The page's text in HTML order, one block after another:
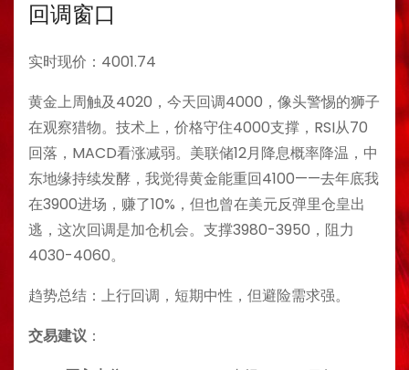
回调窗口
实时现价：4001.74
黄金上周触及4020，今天回调4000，像头警惕的狮子
在观察猎物。技术上，价格守住4000支撑，RSI从70
回落，MACD看涨减弱。美联储12月降息概率降温，中
东地缘持续发酵，我觉得黄金能重回4100——去年底我
在3900进场，赚了10%，但也曾在美元反弹里仓皇出
逃，这次回调是加仓机会。支撑3980-3950，阻力
4030-4060。
趋势总结：上行回调，短期中性，但避险需求强。
交易建议：